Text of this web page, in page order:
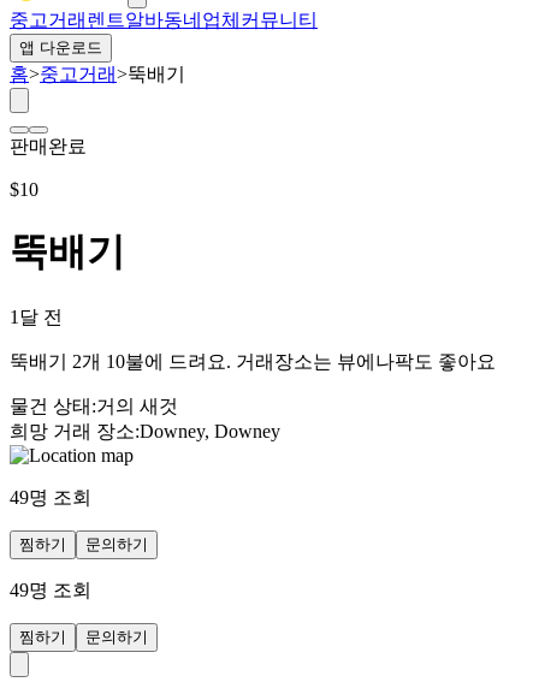
중고거래 렌트알바동네업체 커뮤니티
앱 다운로드
홈>중고거래>뚝배기
판매완료
$10
뚝배기
1달 전
뚝배기 2개 10불에 드려요. 거래장소는 뷰에나팍도 좋아요
물건 상태 :거의 새것
희망 거래 장소:Downey, Downey
49명 조회
찜하기 문의하기
49명 조회
찜하기 문의하기